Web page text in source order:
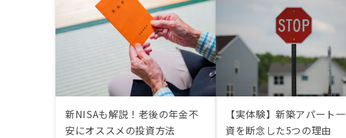
新NISAも解説！老後の年金不
安にオススメの投資方法
【実体験】新築アパート
資を断念した5つの理由